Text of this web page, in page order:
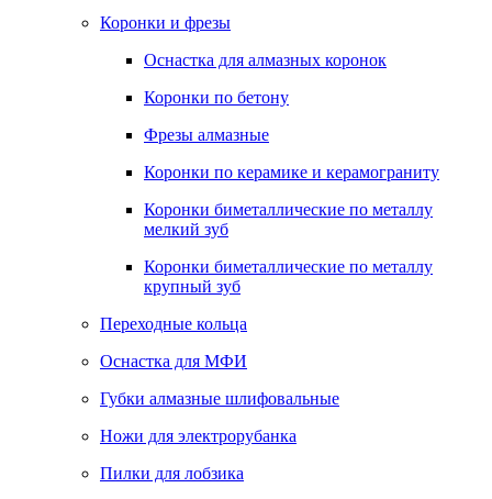
Коронки и фрезы
Оснастка для алмазных коронок
Коронки по бетону
Фрезы алмазные
Коронки по керамике и керамограниту
Коронки биметаллические по металлу
мелкий зуб
Коронки биметаллические по металлу
крупный зуб
Переходные кольца
Оснастка для МФИ
Губки алмазные шлифовальные
Ножи для электрорубанка
Пилки для лобзика